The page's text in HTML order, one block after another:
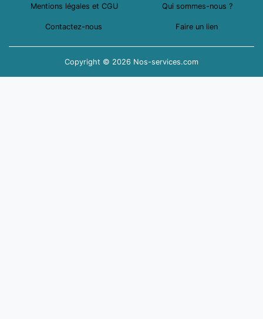
Mentions légales et CGU Qui sommes-nous ?
Contactez-nous Faire un lien
Copyright © 2026 Nos-services.com